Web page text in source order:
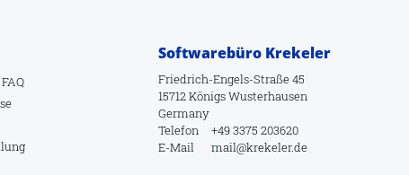
FAQ
Softwarebüro Krekeler
Friedrich-Engels-Straße 45
15712 Königs Wusterhausen
Germany
Telefon
+49 3375 203620
E-Mail
mail@krekeler.de